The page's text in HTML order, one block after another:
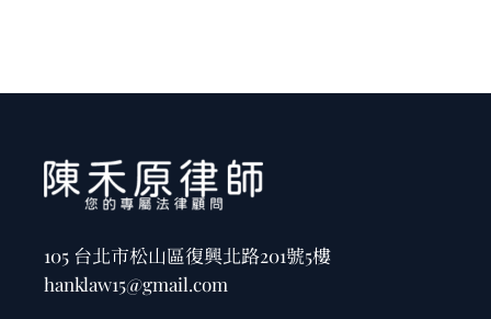
105 台北市松山區復興北路201號5樓
hanklaw15@gmail.com